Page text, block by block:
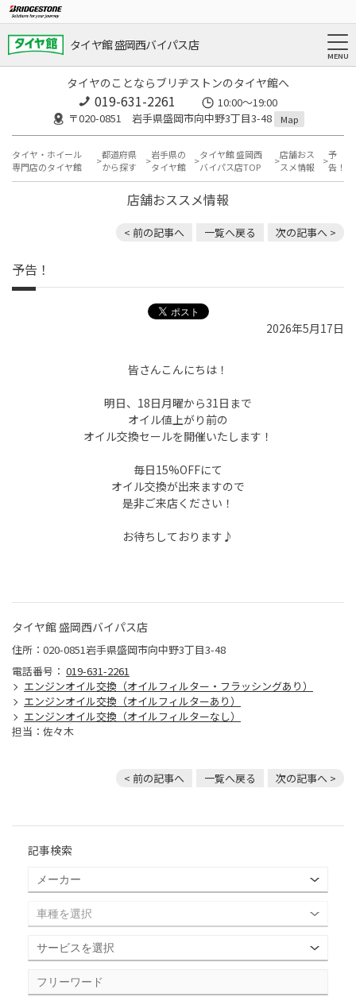
タイヤ館 盛岡西バイパス店
タイヤのことならブリヂストンのタイヤ館へ
019-631-2261
10:00～19:00
〒020-0851 岩手県盛岡市向中野3丁目3-48
Map
タイヤ・ホイール
専門店のタイヤ館
都道府県
から探す
岩手県の
タイヤ館
タイヤ館 盛岡西
バイパス店TOP
店舗おス
スメ情報
予
告！
店舗おススメ情報
< 前の記事へ 一覧へ戻る 次の記事へ >
予告！
2026年5月17日
皆さんこんにちは！
明日、18日月曜から31日まで
オイル値上がり前の
オイル交換セールを開催いたします！
毎日15%OFFにて
オイル交換が出来ますので
是非ご来店ください！
お待ちしております♪
タイヤ館 盛岡西バイパス店
住所：020-0851岩手県盛岡市向中野3丁目3-48
電話番号： 019-631-2261
エンジンオイル交換（オイルフィルター・フラッシングあり）
エンジンオイル交換（オイルフィルターあり）
エンジンオイル交換（オイルフィルターなし）
担当：佐々木
< 前の記事へ 一覧へ戻る 次の記事へ >
記事検索